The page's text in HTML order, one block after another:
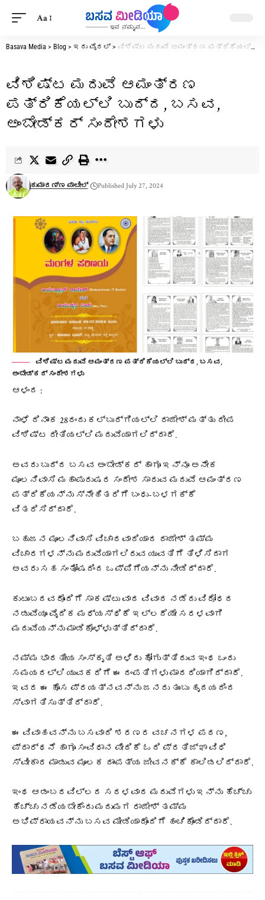
Aa
Basava Media > Blog > ಇದು ವೈರಲ್ > ವಿಶಿಷ್ಟ ಮದುವೆ ಆಮಂತ್ರಣ ಪತ್ರಿಕೆಯಲ್ಲಿ ಬುದ್ದ, ಬಸವ, ಅಂಬೇಡ್ಕರ್ ಸಂದೇಶಗಳು
ವಿಶಿಷ್ಟ ಮದುವೆ ಆಮಂತ್ರಣ
ಪತ್ರಿಕೆಯಲ್ಲಿ ಬುದ್ದ, ಬಸವ,
ಅಂಬೇಡ್ಕರ್ ಸಂದೇಶಗಳು
ಕುಮಾರಣ್ಣ ಪಾಟೀಲ್ Published July 27, 2024
ವಿಶಿಷ್ಟ ಮದುವೆ ಆಮಂತ್ರಣ ಪತ್ರಿಕೆಯಲ್ಲಿ ಬುದ್ದ, ಬಸವ,
ಅಂಬೇಡ್ಕರ್ ಸಂದೇಶಗಳು
ಆಳಂದ :
ನಾಳೆ ದಿನಾಂಕ 28ರಂದು ಕಲ್ಬುರ್ಗಿಯಲ್ಲಿ ರಾಜೇಶ್ ಮತ್ತು ದೀಪ
ವಿಶಿಷ್ಟ ರೀತಿಯಲ್ಲಿ ಮದುವೆಯಾಗಲಿದ್ದಾರೆ.
ಅವರು ಬುದ್ದ ಬಸವ ಅಂಬೇಡ್ಕರ್ ಹಾಗೂ ಇನ್ನೂ ಅನೇಕ
ಮೂಲನಿವಾಸಿ ಮಹಾಪುರುಷರ ಸಂದೇಶ ಸಾರುವ ಮದುವೆ ಆಮಂತ್ರಣ
ಪತ್ರಿಕೆಯನ್ನು ಸ್ನೇಹಿತರಿಗೆ ಬಂಧು-ಬಳಗಕ್ಕೆ
ವಿತರಿಸಿದ್ದಾರೆ.
ಬಹುಜನ ಮೂಲನಿವಾಸಿ ವಿಚಾರವಾದಿಯಾದ ರಾಜೇಶ್ ತಮ್ಮ
ವಿಚಾರಗಳನ್ನು ಮದುವೆಯಾಗಲಿರುವ ಯುವತಿಗೆ ತಿಳಿಸಿದಾಗ
ಅವರು ಸಹ ಸಂತೋಷದಿಂದ ಒಪ್ಪಿಗೆಯನ್ನು ನೀಡಿದ್ದಾರೆ.
ಕುಟುಂಬದವರೊಂದಿಗೆ ಸಾಕಷ್ಟು ವಾದ ವಿವಾದ ನಡೆದು ವಿರೋಧದ
ನಡುವೆಯೂ ವೈದಿಕ ಮಧ್ಯಸ್ಥಿಕೆ ಇಲ್ಲದೆಯೇ ಸರಳವಾಗಿ
ಮದುವೆಯನ್ನು ಮಾಡಿಕೊಳ್ಳುತ್ತಿದ್ದಾರೆ.
ನಮ್ಮ ಭಾರತೀಯ ಸಂಸ್ಕೃತಿ ಅಳಿದು ಹೋಗುತ್ತಿರುವ ಇಂಥ ಒಂದು
ಸಮಯದಲ್ಲಿ ಯುವಕರಿಗೆ ಈ ದಂಪತಿಗಳು ಮಾದರಿಯಾಗಿದ್ದಾರೆ.
ಇವರ ಈ ಹೊಸ ಪ್ರಯತ್ನವನ್ನು ಜನರು ತುಂಬು ಹೃದಯದಿಂದ
ಸ್ವಾಗತಿಸುತ್ತಿದ್ದಾರೆ.
ಈ ವಿವಾಹವನ್ನು ಬಸವಾದಿ ಶರಣರ ವಚನಗಳ ಪಠಣ,
ಪ್ರಾರ್ಥನೆ ಹಾಗೂ ಸಂವಿಧಾನ ಪೀಠಿಕೆ ಓದಿ ಪ್ರತಿಜ್ಞಾ ವಿಧಿ
ಸ್ವೀಕಾರ ಮಾಡುವ ಮೂಲಕ ದಾಂಪತ್ಯ ಜೀವನಕ್ಕೆ ಕಾಲಿಡಲಿದ್ದಾರೆ.
ಇಂಥ ಆಡಂಬರವಿಲ್ಲದ ಸರಳವಾದ ಮದುವೆಗಳು ಇನ್ನು ಹೆಚ್ಚು
ಹೆಚ್ಚು ನಡೆಯಬೇಕೆಂದು ಮದುಮಗ ರಾಜೇಶ್ ತಮ್ಮ
ಅಭಿಪ್ರಾಯವನ್ನು ಬಸವ ಮೀಡಿಯಾದೊಂದಿಗೆ ಹಂಚಿಕೊಂಡಿದ್ದಾರೆ.